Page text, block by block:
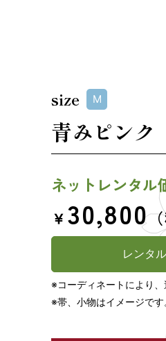
size M
青みピン
ネットレンタル
￥30,800
レンタ
※コーディネートにより
※帯、小物はイメージです